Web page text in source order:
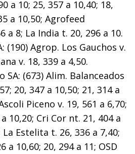
a 10; 25, 357 a 10,40; 18,
a 10,50; Agrofeed
a 8; La India t. 20, 296 a 10.
(190) Agrop. Los Gauchos v.
v. 18, 339 a 4,50.
SA: (673) Alim. Balanceados
20, 347 a 10,50; 21, 314 a
Piceno v. 19, 561 a 6,70;
10,20; Cri Cor nt. 21, 404 a
La Estelita t. 26, 336 a 7,40;
a 10,60; 20, 294 a 11; OSD